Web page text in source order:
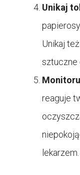
Unikaj
Unikaj
sztuczne
reaguje
lekarzem.